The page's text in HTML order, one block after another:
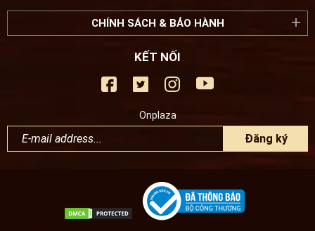
CHÍNH SÁCH & BẢO HÀNH
KẾT NỐI
Onplaza
Đăng ký